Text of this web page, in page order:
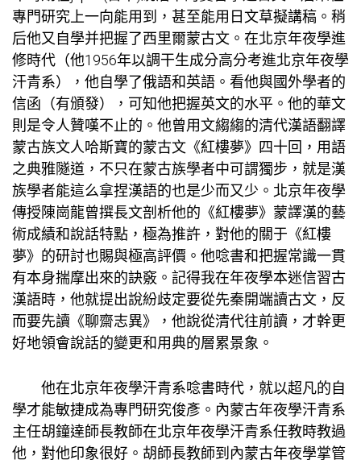
專門研究上一向能用到，甚至能用日文草擬講稿。稍
后他又自學并把握了西里爾蒙古文。在北京年夜學進
修時代（他1956年以調干生成分高分考進北京年夜學
汗青系），他自學了俄語和英語。看他與國外學者的
信函（有頒發），可知他把握英文的水平。他的華文
則是令人贊嘆不止的。他曾用文縐縐的清代漢語翻譯
蒙古族文人哈斯寶的蒙古文《紅樓夢》四十回，用語
之典雅隧道，不只在蒙古族學者中可謂獨步，就是漢
族學者能這么拿捏漢語的也是少而又少。北京年夜學
傳授陳崗龍曾撰長文剖析他的《紅樓夢》蒙譯漢的藝
術成績和說話特點，極為推許，對他的關于《紅樓
夢》的研討也賜與極高評價。他唸書和把握常識一貫
有本身揣摩出來的訣竅。記得我在年夜學本迷信習古
漢語時，他就提出說紛歧定要從先秦開端讀古文，反
而要先讀《聊齋志異》，他說從清代往前讀，才幹更
好地領會說話的變更和用典的層累景象。
他在北京年夜學汗青系唸書時代，就以超凡的自
學才能敏捷成為專門研究俊彥。內蒙古年夜學汗青系
主任胡鐘達師長教師在北京年夜學汗青系任教時教過
他，對他印象很好。胡師長教師到內蒙古年夜學掌管